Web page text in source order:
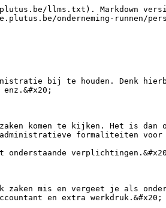
llms.txt). Markdown
onderneming-runnen/
bij te houden. Denk
komen te kijken. Het is dan
formaliteiten voor
mis en vergeet je als
en extra werkdruk.&#x20;